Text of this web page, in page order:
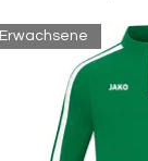
Erwachsene